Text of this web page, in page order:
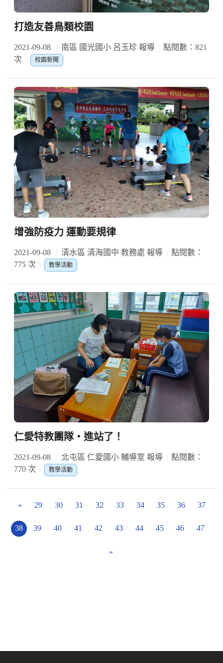
打造友善鳥類校園
2021-09-08 南區 國光國小 呂玉珍 報導
點閱數：821
次
校園新聞
增強防疫力 運動要規律
2021-09-08 清水區 清海國中 教務處 報導
點閱數：
775 次
教學活動
仁愛特教團隊‧進站了！
2021-09-08 北屯區 仁愛國小 輔導室 報導
點閱數：
770 次
教學活動
« 29 30 31 32 33 34 35 36 37
38 39 40 41 42 43 44 45 46 47
»